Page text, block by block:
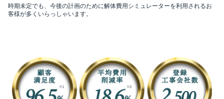
時期未定でも、今後の計画のために解体費用シミュレーターを利用されるお
客様が多くいらっしゃいます。